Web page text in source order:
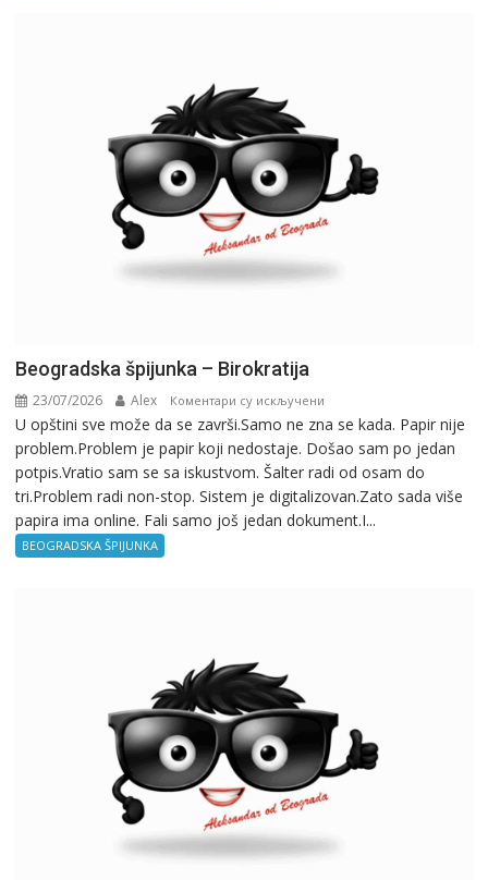
Beogradska špijunka – Birokratija
23/07/2026 Alex Коментари су искључени
Beogradska
špijunka
–
Birokratija
U opštini sve može da se završi.Samo ne zna se kada. Papir nije
problem.Problem je papir koji nedostaje. Došao sam po jedan
potpis.Vratio sam se sa iskustvom. Šalter radi od osam do
tri.Problem radi non-stop. Sistem je digitalizovan.Zato sada više
papira ima online. Fali samo još jedan dokument.I...
BEOGRADSKA ŠPIJUNKA